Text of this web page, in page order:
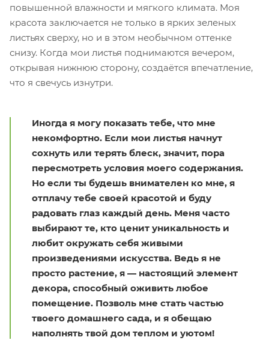
повышенной влажности и мягкого климата. Моя
красота заключается не только в ярких зеленых
листьях сверху, но и в этом необычном оттенке
снизу. Когда мои листья поднимаются вечером,
открывая нижнюю сторону, создаётся впечатление,
что я свечусь изнутри.
Иногда я могу показать тебе, что мне
некомфортно. Если мои листья начнут
сохнуть или терять блеск, значит, пора
пересмотреть условия моего содержания.
Но если ты будешь внимателен ко мне, я
отплачу тебе своей красотой и буду
радовать глаз каждый день. Меня часто
выбирают те, кто ценит уникальность и
любит окружать себя живыми
произведениями искусства. Ведь я не
просто растение, я — настоящий элемент
декора, способный оживить любое
помещение. Позволь мне стать частью
твоего домашнего сада, и я обещаю
наполнять твой дом теплом и уютом!